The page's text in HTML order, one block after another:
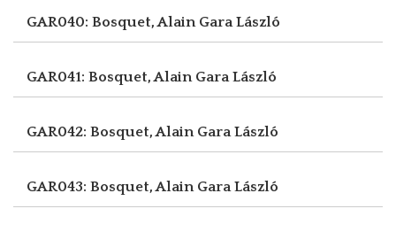
GAR040: Bosquet, Alain Gara László
GAR041: Bosquet, Alain Gara László
GAR042: Bosquet, Alain Gara László
GAR043: Bosquet, Alain Gara László